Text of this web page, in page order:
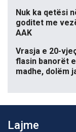
Nuk ka qetësi
goditet me
AAK
Vrasja e 20-
flasin banorët
madhe, dolëm
Lajme